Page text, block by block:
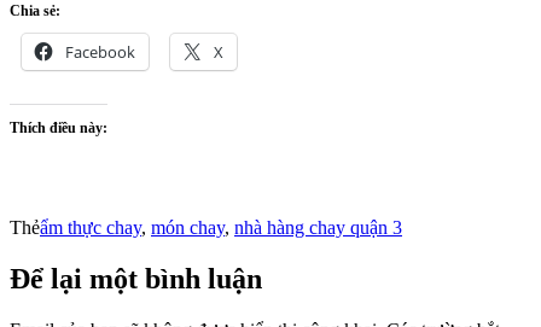
Chia sẻ:
Facebook X
Thích điều này:
Thẻẩm thực chay, món chay, nhà hàng chay quận 3
Để lại một bình luận